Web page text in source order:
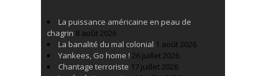
La puissance américaine en peau de
chagrin 8 août 2026
La banalité du mal colonial 1 août 2026
Yankees, Go home ! 26 juillet 2026
Chantage terroriste 17 juillet 2026